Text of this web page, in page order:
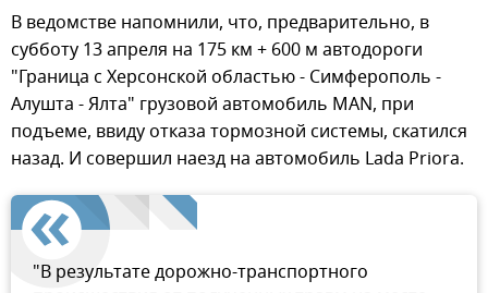
В ведомстве напомнили, что, предварительно, в
субботу 13 апреля на 175 км + 600 м автодороги
"Граница с Херсонской областью - Симферополь -
Алушта - Ялта" грузовой автомобиль MAN, при
подъеме, ввиду отказа тормозной системы, скатился
назад. И совершил наезд на автомобиль Lada Priora.
"В результате дорожно-транспортного